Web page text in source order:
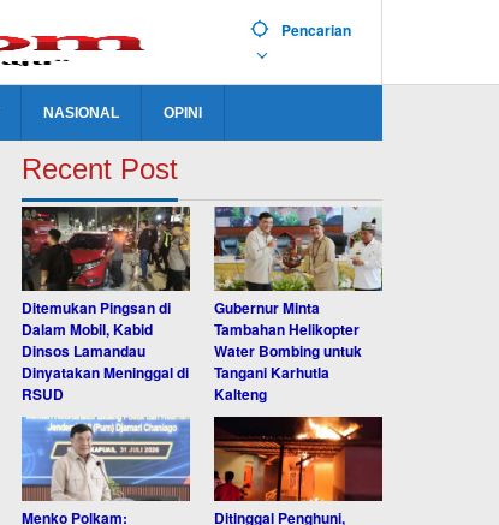
Pencarian
NASIONAL OPINI
Recent Post
Ditemukan Pingsan di
Dalam Mobil, Kabid
Dinsos Lamandau
Dinyatakan Meninggal di
RSUD
Gubernur Minta
Tambahan Helikopter
Water Bombing untuk
Tangani Karhutla
Kalteng
Menko Polkam:
Ditinggal Penghuni,